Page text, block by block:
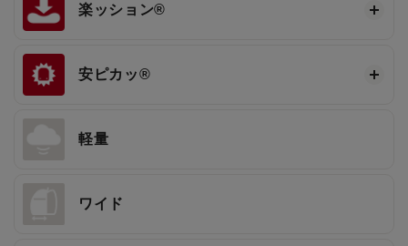
楽ッション®
安ピカッ®
軽量
ワイド